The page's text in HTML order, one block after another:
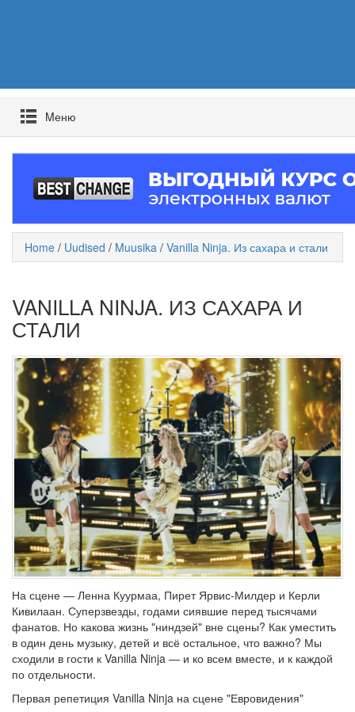
Mеню
Home / Uudised / Muusika / Vanilla Ninja. Из сахара и стали
VANILLA NINJA. ИЗ САХАРА И
СТАЛИ
На сцене — Ленна Куурмаа, Пирет Ярвис-Милдер и Керли
Кивилаан. Суперзвезды, годами сиявшие перед тысячами
фанатов. Но какова жизнь "ниндзей" вне сцены? Как уместить
в один день музыку, детей и всё остальное, что важно? Мы
сходили в гости к Vanilla Ninja — и ко всем вместе, и к каждой
по отдельности.
Первая репетиция Vanilla Ninja на сцене "Евровидения"